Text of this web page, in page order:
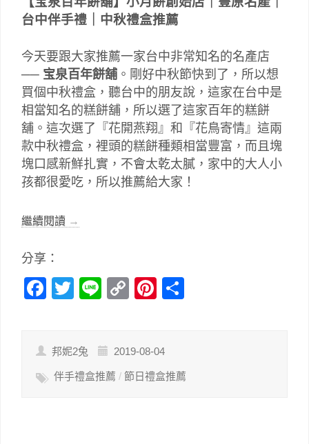
台中伴手禮｜中秋禮盒推薦
今天要跟大家推薦一家台中非常知名的名產店
── 宝泉百年餅舖 。剛好中秋節快到了，所以想
買個中秋禮盒，聽台中的朋友說，這家在台中是
相當知名的糕餅舖，所以選了這家百年的糕餅
舖。這次選了『花開燕翔』和『花鳥寄情』這兩
款中秋禮盒，裡頭的糕餅種類相當豐富，而且塊
塊口感新鮮扎實，不會太乾太膩，家中的大人小
孩都很愛吃，所以推薦給大家！
繼續閱讀 →
分享：
Facebook
Twitter
LineCopyPinterest
邦妮2兔 2019-08-04
伴手禮盒推薦 / 節日禮盒推薦